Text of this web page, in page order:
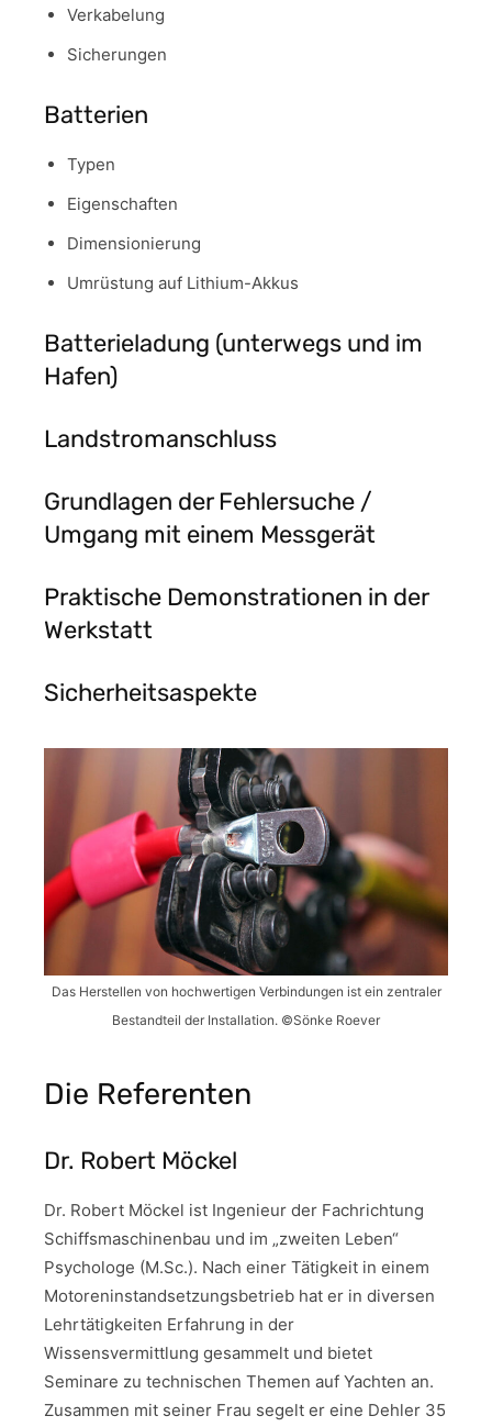
Verkabelung
Sicherungen
Batterien
Typen
Eigenschaften
Dimensionierung
Umrüstung auf Lithium-Akkus
Batterieladung (unterwegs und im
Hafen)
Landstromanschluss
Grundlagen der Fehlersuche /
Umgang mit einem Messgerät
Praktische Demonstrationen in der
Werkstatt
Sicherheitsaspekte
Das Herstellen von hochwertigen Verbindungen ist ein zentraler
Bestandteil der Installation. ©Sönke Roever
Die Referenten
Dr. Robert Möckel
Dr. Robert Möckel ist Ingenieur der Fachrichtung
Schiffsmaschinenbau und im „zweiten Leben“
Psychologe (M.Sc.). Nach einer Tätigkeit in einem
Motoreninstandsetzungsbetrieb hat er in diversen
Lehrtätigkeiten Erfahrung in der
Wissensvermittlung gesammelt und bietet
Seminare zu technischen Themen auf Yachten an.
Zusammen mit seiner Frau segelt er eine Dehler 35